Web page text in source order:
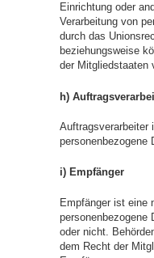
Einrichtung oder
Verarbeitung von
durch das
beziehungsweise
der Mitgliedstaaten
h)
Auftragsverarbeiter
personenbezogene
i) Empfänger
Empfänger ist eine
personenbezogene
oder nicht.
dem Recht der